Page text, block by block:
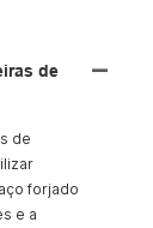
de
de
forjado
e a